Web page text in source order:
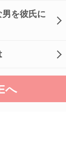
を彼氏に
へ